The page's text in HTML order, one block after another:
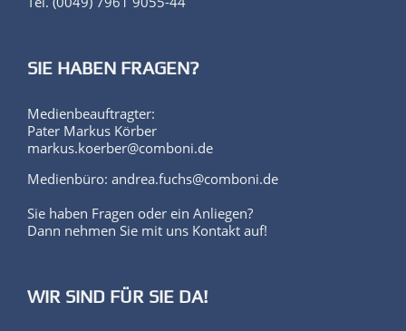
Medienbeauftragter:
markus.koerber@comboni.de
Medienbüro: andrea.fuchs@comboni.de
Sie haben Fragen oder ein Anliegen?
Ansprechpartner